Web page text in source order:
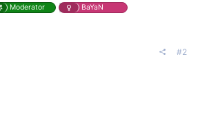
Moderator BaYaN
#2